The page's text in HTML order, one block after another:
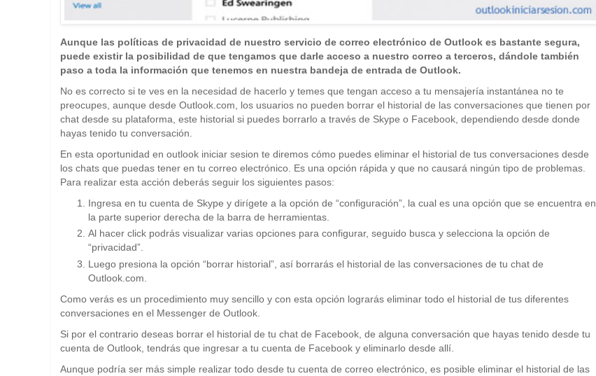
Aunque las políticas de privacidad de nuestro servicio de correo electrónico de Outlook es bastante segura,
puede existir la posibilidad de que tengamos que darle acceso a nuestro correo a terceros, dándole también
paso a toda la información que tenemos en nuestra bandeja de entrada de Outlook.
No es correcto si te ves en la necesidad de hacerlo y temes que tengan acceso a tu mensajería instantánea no te
preocupes, aunque desde Outlook.com, los usuarios no pueden borrar el historial de las conversaciones que tienen por
chat desde su plataforma, este historial si puedes borrarlo a través de Skype o Facebook, dependiendo desde donde
hayas tenido tu conversación.
En esta oportunidad en outlook iniciar sesion te diremos cómo puedes eliminar el historial de tus conversaciones desde
los chats que puedas tener en tu correo electrónico. Es una opción rápida y que no causará ningún tipo de problemas.
Para realizar esta acción deberás seguir los siguientes pasos:
Ingresa en tu cuenta de Skype y dirígete a la opción de “configuración”, la cual es una opción que se encuentra en
la parte superior derecha de la barra de herramientas.
Al hacer click podrás visualizar varias opciones para configurar, seguido busca y selecciona la opción de
“privacidad”.
Luego presiona la opción “borrar historial”, así borrarás el historial de las conversaciones de tu chat de
Outlook.com.
Como verás es un procedimiento muy sencillo y con esta opción lograrás eliminar todo el historial de tus diferentes
conversaciones en el Messenger de Outlook.
Si por el contrario deseas borrar el historial de tu chat de Facebook, de alguna conversación que hayas tenido desde tu
cuenta de Outlook, tendrás que ingresar a tu cuenta de Facebook y eliminarlo desde allí.
Aunque podría ser más simple realizar todo desde tu cuenta de correo electrónico, es posible eliminar el historial de las